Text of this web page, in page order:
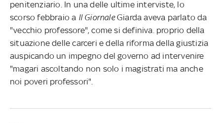
penitenziario. In una delle ultime interviste, lo
scorso febbraio a Il GiornaleGiarda aveva parlato da
"vecchio professore", come si definiva. proprio della
situazione delle carceri e della riforma della giustizia
auspicando un impegno del governo ad intervenire
"magari ascoltando non solo i magistrati ma anche
noi poveri professori".